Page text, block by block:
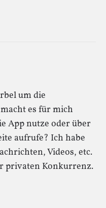
um die
es für mich
App nutze oder über
aufrufe? Ich habe
Videos, etc.
privaten Konkurrenz.